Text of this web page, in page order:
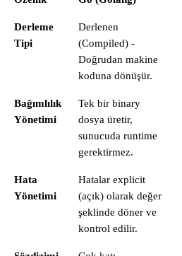
Derleme
Tipi
Derlenen
(Compiled) -
Doğrudan makine
koduna dönüşür.
Bağımlılık
Yönetimi
Tek bir binary
dosya üretir,
sunucuda runtime
gerektirmez.
Hata
Yönetimi
Hatalar explicit
(açık) olarak değer
şeklinde döner ve
kontrol edilir.